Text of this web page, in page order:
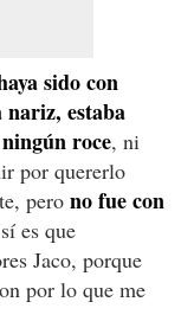
sido con
estaba
roce, ni
por quererlo
pero no fue con
es que
Jaco, porque
por lo que me